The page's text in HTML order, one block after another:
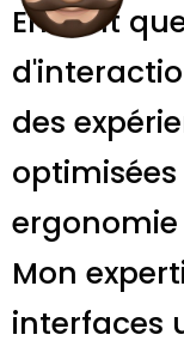
En tant
des
Mon
interfaces